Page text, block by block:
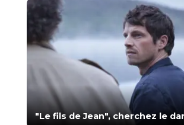
"Le fils de Jean", cherchez le